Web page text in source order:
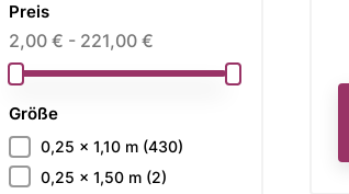
Preis
2,00 € - 221,00 €
Größe
0,25 x 1,10 m (430)
0,25 x 1,50 m (2)